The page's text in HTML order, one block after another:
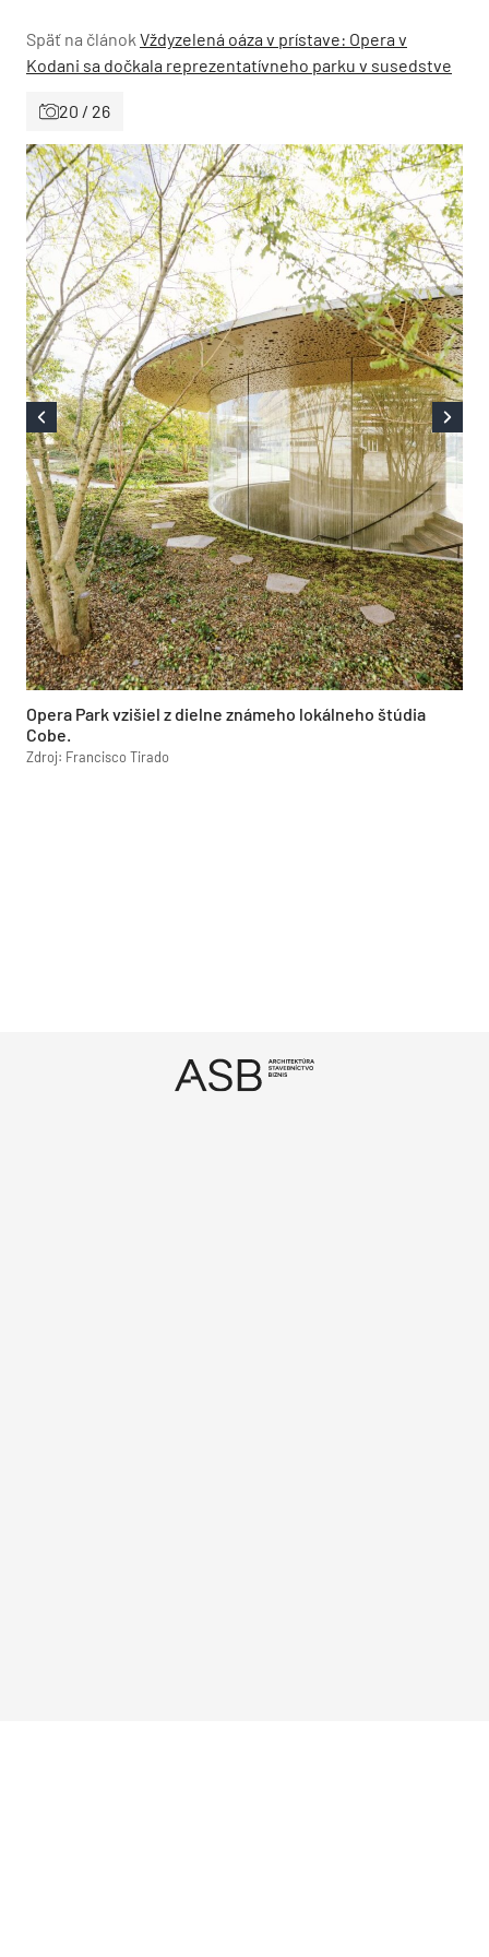
Späť na článok Vždyzelená oáza v prístave: Opera v
Kodani sa dočkala reprezentatívneho parku v susedstve
20 / 26
Opera Park vzišiel z dielne známeho lokálneho štúdia
Cobe.
Zdroj: Francisco Tirado